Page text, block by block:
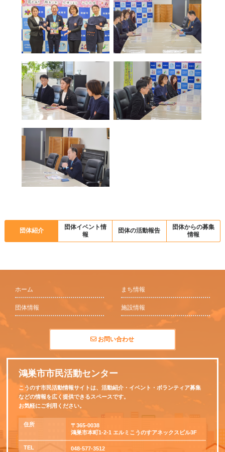
団体紹介
団体イベント情
報
団体の活動報告
団体からの募集
情報
ホーム まち情報
団体情報 施設情報
お問い合わせ
鴻巣市市民活動センター
こうのす市民活動情報サイトは、活動紹介・イベント・ボランティア募集
などの情報を広く提供できるスペースです。
お気軽にご利用ください。
住所
〒365-0038
鴻巣市本町1-2-1 エルミこうのすアネックスビル3F
TEL 048-577-3512